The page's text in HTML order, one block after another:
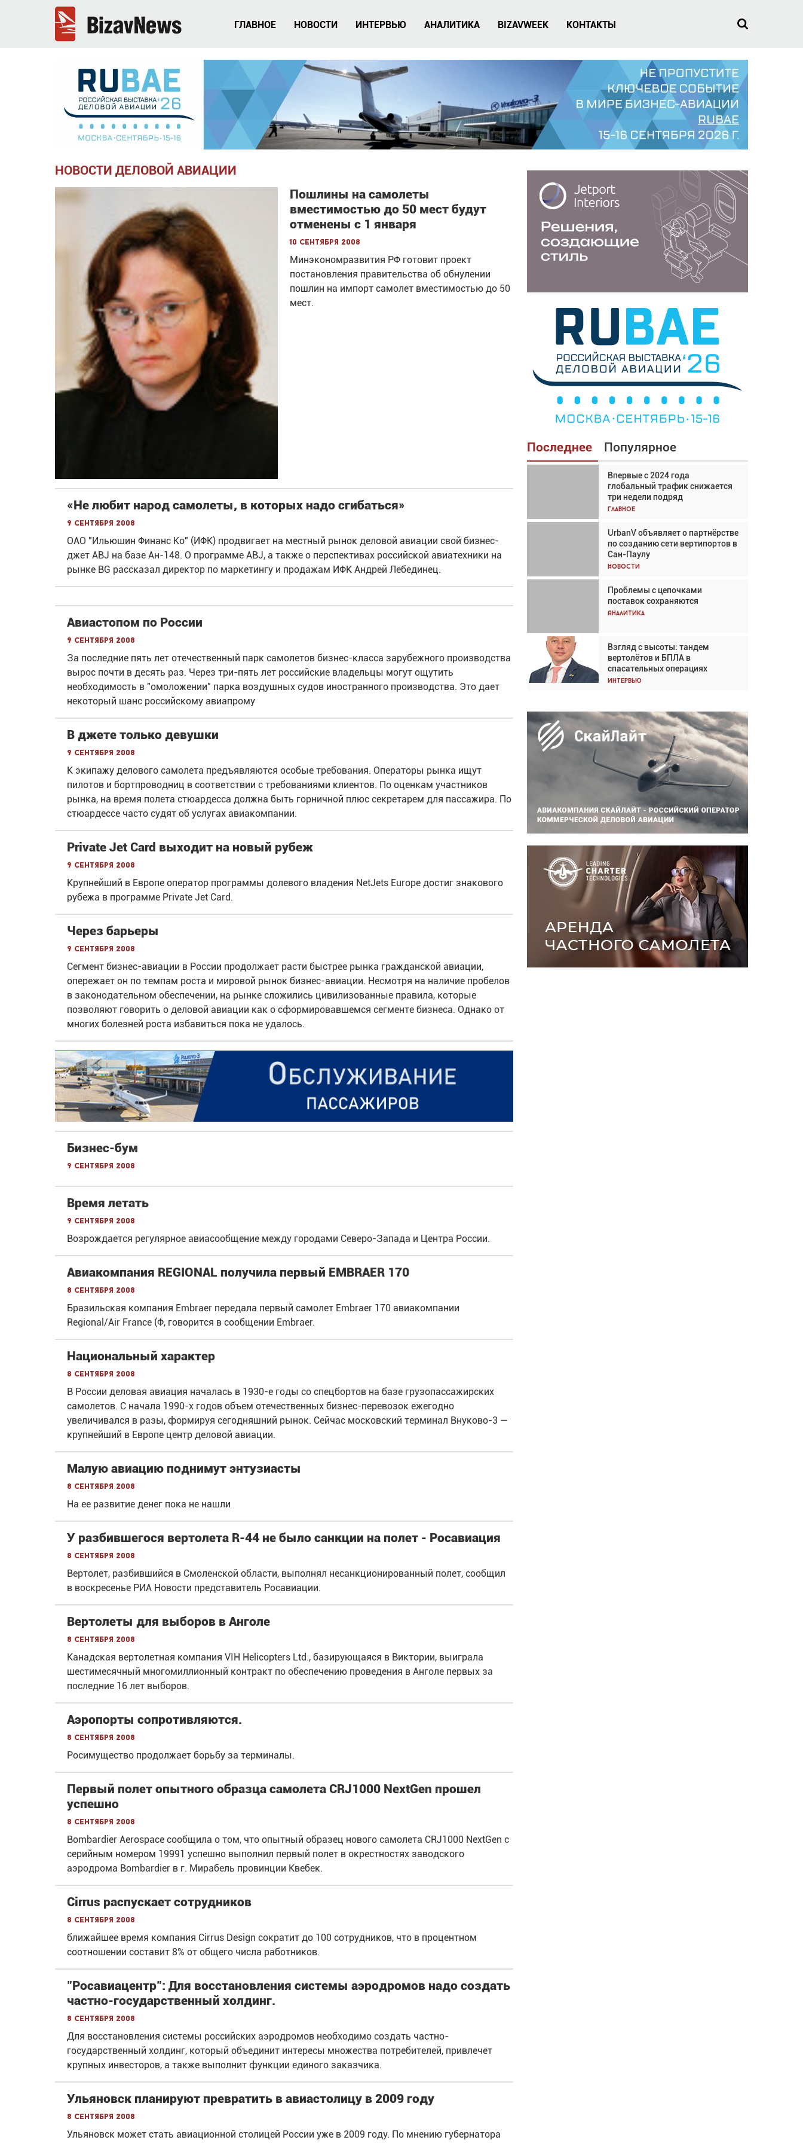
ГЛАВНОЕ НОВОСТИ ИНТЕРВЬЮ АНАЛИТИКА BIZAVWEEK КОНТАКТЫ
НОВОСТИ ДЕЛОВОЙ АВИАЦИИ
Пошлины на самолеты
вместимостью до 50 мест будут
отменены с 1 января
10 сентября 2008
Минэкономразвития РФ готовит проект
постановления правительства об обнулении
пошлин на импорт самолет вместимостью до 50
мест.
«Не любит народ самолеты, в которых надо сгибаться»
9 сентября 2008
ОАО "Ильюшин Финанс Ко" (ИФК) продвигает на местный рынок деловой авиации свой бизнес-
джет ABJ на базе Ан-148. О программе ABJ, а также о перспективах российской авиатехники на
рынке BG рассказал директор по маркетингу и продажам ИФК Андрей Лебединец.
Авиастопом по России
9 сентября 2008
За последние пять лет отечественный парк самолетов бизнес-класса зарубежного производства
вырос почти в десять раз. Через три-пять лет российские владельцы могут ощутить
необходимость в "омоложении" парка воздушных судов иностранного производства. Это дает
некоторый шанс российскому авиапрому
В джете только девушки
9 сентября 2008
К экипажу делового самолета предъявляются особые требования. Операторы рынка ищут
пилотов и бортпроводниц в соответствии с требованиями клиентов. По оценкам участников
рынка, на время полета стюардесса должна быть горничной плюс секретарем для пассажира. По
стюардессе часто судят об услугах авиакомпании.
Private Jet Card выходит на новый рубеж
9 сентября 2008
Крупнейший в Европе оператор программы долевого владения NetJets Europe достиг знакового
рубежа в программе Private Jet Card.
Через барьеры
9 сентября 2008
Сегмент бизнес-авиации в России продолжает расти быстрее рынка гражданской авиации,
опережает он по темпам роста и мировой рынок бизнес-авиации. Несмотря на наличие пробелов
в законодательном обеспечении, на рынке сложились цивилизованные правила, которые
позволяют говорить о деловой авиации как о сформировавшемся сегменте бизнеса. Однако от
многих болезней роста избавиться пока не удалось.
Бизнес-бум
9 сентября 2008
Время летать
9 сентября 2008
Возрождается регулярное авиасообщение между городами Северо-Запада и Центра России.
Авиакомпания REGIONAL получила первый EMBRAER 170
8 сентября 2008
Бразильская компания Embraer передала первый самолет Embraer 170 авиакомпании
Regional/Air France (Ф, говорится в сообщении Embraer.
Национальный характер
8 сентября 2008
В России деловая авиация началась в 1930-е годы со спецбортов на базе грузопассажирских
самолетов. С начала 1990-х годов объем отечественных бизнес-перевозок ежегодно
увеличивался в разы, формируя сегодняшний рынок. Сейчас московский терминал Внуково-3 —
крупнейший в Европе центр деловой авиации.
Малую авиацию поднимут энтузиасты
8 сентября 2008
На ее развитие денег пока не нашли
У разбившегося вертолета R-44 не было санкции на полет - Росавиация
8 сентября 2008
Вертолет, разбившийся в Смоленской области, выполнял несанкционированный полет, сообщил
в воскресенье РИА Новости представитель Росавиации.
Вертолеты для выборов в Анголе
8 сентября 2008
Канадская вертолетная компания VIH Helicopters Ltd., базирующаяся в Виктории, выиграла
шестимесячный многомиллионный контракт по обеспечению проведения в Анголе первых за
последние 16 лет выборов.
Аэропорты сопротивляются.
8 сентября 2008
Росимущество продолжает борьбу за терминалы.
Первый полет опытного образца самолета CRJ1000 NextGen прошел
успешно
8 сентября 2008
Bombardier Aerospace сообщила о том, что опытный образец нового самолета CRJ1000 NextGen с
серийным номером 19991 успешно выполнил первый полет в окрестностях заводского
аэродрома Bombardier в г. Мирабель провинции Квебек.
Cirrus распускает сотрудников
8 сентября 2008
ближайшее время компания Cirrus Design сократит до 100 сотрудников, что в процентном
соотношении составит 8% от общего числа работников.
"Росавиацентр": Для восстановления системы аэродромов надо создать
частно-государственный холдинг.
8 сентября 2008
Для восстановления системы российских аэродромов необходимо создать частно-
государственный холдинг, который объединит интересы множества потребителей, привлечет
крупных инвесторов, а также выполнит функции единого заказчика.
Ульяновск планируют превратить в авиастолицу в 2009 году
8 сентября 2008
Ульяновск может стать авиационной столицей России уже в 2009 году. По мнению губернатора
Последнее Популярное
Впервые с 2024 года
глобальный трафик снижается
три недели подряд
Главное
UrbanV объявляет о партнёрстве
по созданию сети вертипортов в
Сан-Паулу
Новости
Проблемы с цепочками
поставок сохраняются
Аналитика
Взгляд с высоты: тандем
вертолётов и БПЛА в
спасательных операциях
Интервью
Взгляд с высоты: тандем
вертолётов и БПЛА в
спасательных операциях
Главное
Авиационный фотограф Дэйв
Кох: «Фотография говорит сама
за себя... а ИИ всё портит»
Новости
Впервые с 2024 года
глобальный трафик снижается
три недели подряд
Частный самолёт – это актив.
Подходите к покупке
соответствующим образом
Интервью